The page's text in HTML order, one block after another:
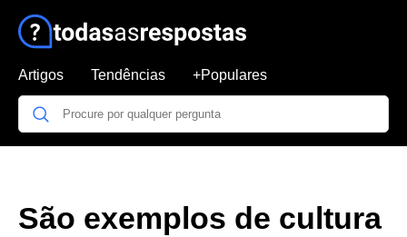
Artigos Tendências +Populares
São exemplos de cultura